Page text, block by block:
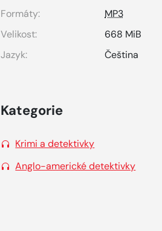
Formáty:
MP3
Velikost:
668 MiB
Jazyk:
Čeština
Kategorie
Krimi a detektivky
Anglo-americké detektivky